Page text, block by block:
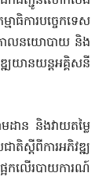
ការបច្ចេកទេស
គោលនយោបាយ និង
ានយន្តអគ្គិសនី
ដាន និងវាយតម្លៃ
ស្តីពីការអភិវឌ្ឍ
លើរបាយការណ៍